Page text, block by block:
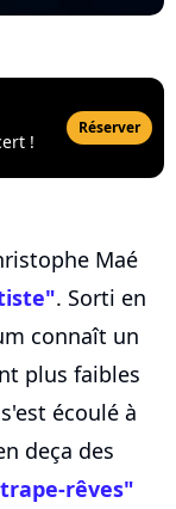
!
Réserver
Maé
. Sorti en
connaît un
plus faibles
écoulé à
deça des
rêves"